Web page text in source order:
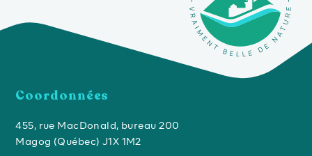
Coordonnées
455, rue MacDonald, bureau 200
Magog (Québec) J1X 1M2